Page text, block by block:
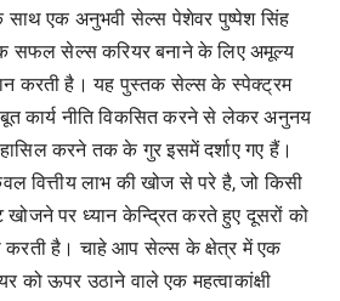
एक अनुभवी सेल्स पेशेवर पुष्पेश सिंह
सफल सेल्स करियर बनाने के लिए अमूल्य
करती है। यह पुस्तक सेल्स के स्पेक्ट्रम
कार्य नीति विकसित करने से लेकर अनुनय
करने तक के गुर इसमें दर्शाए गए हैं।
वित्तीय लाभ की खोज से परे है, जो किसी
खोजने पर ध्यान केन्द्रित करते हुए दूसरों को
करती है। चाहे आप सेल्स के क्षेत्र में एक
को ऊपर उठाने वाले एक महत्वाकांक्षी